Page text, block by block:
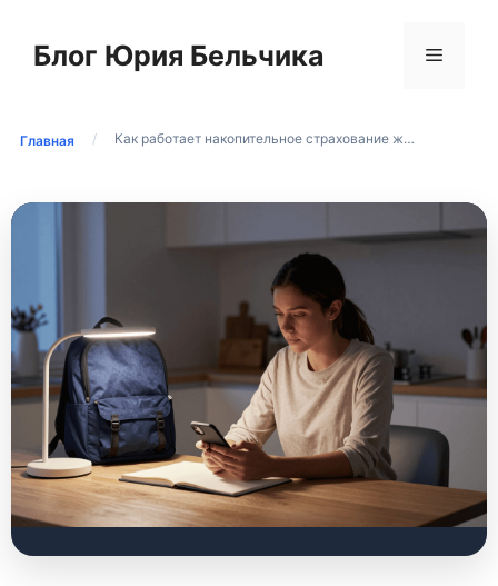
содержимому
Блог Юрия Бельчика Меню
Главная / Как работает накопительное страхование ж…